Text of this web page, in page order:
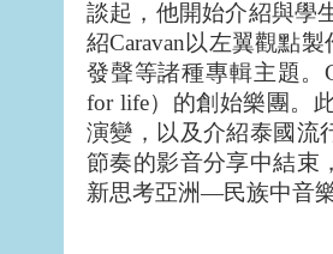
談起，他開始介紹與學
紹Caravan以左翼觀點製
發聲等諸種專輯主題。
for life）的創始樂團。
演變，以及介紹泰國流
節奏的影音分享中結束
新思考亞洲—民族中音